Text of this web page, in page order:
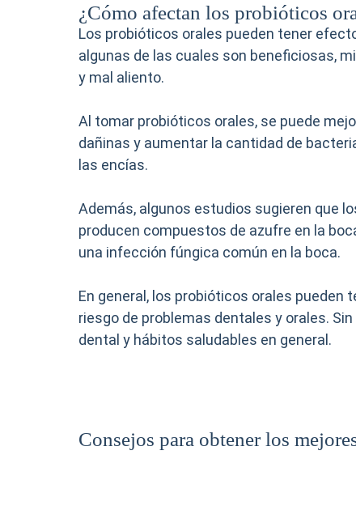
¿Cómo afectan los probióticos
Los probióticos orales pueden tener
algunas de las cuales son beneficiosas,
y mal aliento.
Al tomar probióticos orales, se puede
dañinas y aumentar la cantidad de
las encías.
Además, algunos estudios sugieren que
producen compuestos de azufre en la
una infección fúngica común en la boca.
En general, los probióticos orales pueden
riesgo de problemas dentales y orales.
dental y hábitos saludables en general.
Consejos para obtener los